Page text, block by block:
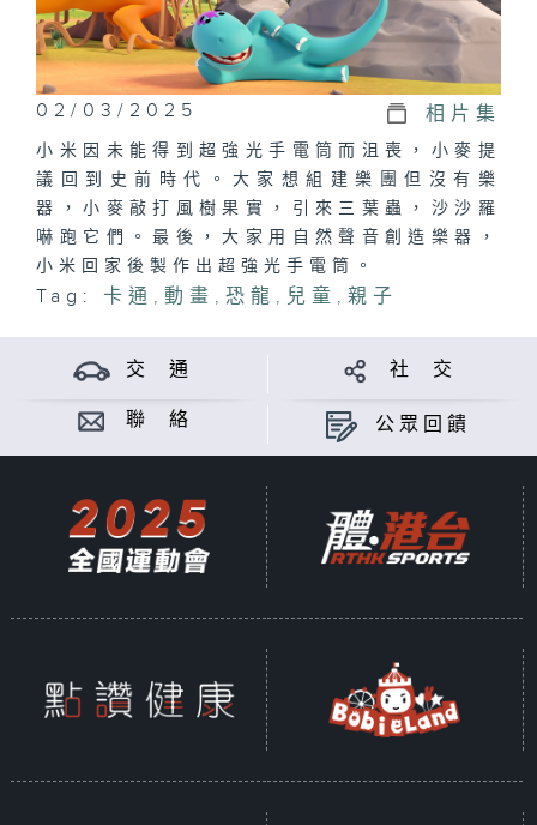
02/03/2025 相片集
小米因未能得到超強光手電筒而沮喪，小麥提
議回到史前時代。大家想組建樂團但沒有樂
器，小麥敲打風樹果實，引來三葉蟲，沙沙羅
嚇跑它們。最後，大家用自然聲音創造樂器，
小米回家後製作出超強光手電筒。
Tag: 卡通 ,動畫 ,恐龍 , 兒童 ,親子
交 通 社 交
聯 絡 公眾回饋